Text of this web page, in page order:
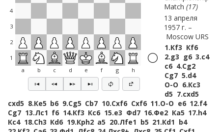
4
3
2
1
a
b c d e f g h
Match 17
13 апреля
1957 г.
Moscow URS
1.Кf3 Кf6
2.g3 g6 3.c4
c6 4.Сg2
Сg7 5.d4
O-O 6.Кc3
d5 7.cxd5
cxd5 8.Кe5 b6 9.Сg5 Сb7 10.Сxf6 Сxf6 11.O-O e6 12.f4
Сg7 13.Лc1 f6 14.Кf3 Кc6 15.e3 Фd7 16.Фe2 Кa5 17.h4
Кc4 18.Сh3 Кd6 19.Крh2 a5 20.Лfe1 b5 21.Кd1 b4